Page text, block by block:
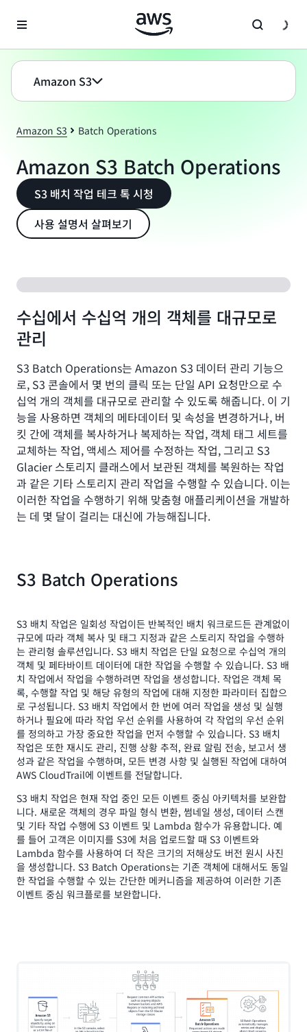
Amazon S3
Amazon S3 Batch Operations
Amazon S3 Batch Operations
S3 배치 작업 테크 톡 시청
사용 설명서 살펴보기
수십에서 수십억 개의 객체를 대규모로
관리
S3 Batch Operations는 Amazon S3 데이터 관리 기능으
로, S3 콘솔에서 몇 번의 클릭 또는 단일 API 요청만으로 수
십억 개의 객체를 대규모로 관리할 수 있도록 해줍니다. 이 기
능을 사용하면 객체의 메타데이터 및 속성을 변경하거나, 버
킷 간에 객체를 복사하거나 복제하는 작업, 객체 태그 세트를
교체하는 작업, 액세스 제어를 수정하는 작업, 그리고 S3
Glacier 스토리지 클래스에서 보관된 객체를 복원하는 작업
과 같은 기타 스토리지 관리 작업을 수행할 수 있습니다. 이는
이러한 작업을 수행하기 위해 맞춤형 애플리케이션을 개발하
는 데 몇 달이 걸리는 대신에 가능해집니다.
S3 Batch Operations
S3 배치 작업은 일회성 작업이든 반복적인 배치 워크로드든 관계없이
규모에 따라 객체 복사 및 태그 지정과 같은 스토리지 작업을 수행하
는 관리형 솔루션입니다. S3 배치 작업은 단일 요청으로 수십억 개의
객체 및 페타바이트 데이터에 대한 작업을 수행할 수 있습니다. S3 배
치 작업에서 작업을 수행하려면 작업을 생성합니다. 작업은 객체 목
록, 수행할 작업 및 해당 유형의 작업에 대해 지정한 파라미터 집합으
로 구성됩니다. S3 배치 작업에서 한 번에 여러 작업을 생성 및 실행
하거나 필요에 따라 작업 우선 순위를 사용하여 각 작업의 우선 순위
를 정의하고 가장 중요한 작업을 먼저 수행할 수 있습니다. S3 배치
작업은 또한 재시도 관리, 진행 상황 추적, 완료 알림 전송, 보고서 생
성과 같은 작업을 수행하며, 모든 변경 사항 및 실행된 작업에 대하여
AWS CloudTrail에 이벤트를 전달합니다.
S3 배치 작업은 현재 작업 중인 모든 이벤트 중심 아키텍처를 보완합
니다. 새로운 객체의 경우 파일 형식 변환, 썸네일 생성, 데이터 스캔
및 기타 작업 수행에 S3 이벤트 및 Lambda 함수가 유용합니다. 예
를 들어 고객은 이미지를 S3에 처음 업로드할 때 S3 이벤트와
Lambda 함수를 사용하여 더 작은 크기의 저해상도 버전 원시 사진
을 생성합니다. S3 Batch Operations는 기존 객체에 대해서도 동일
한 작업을 수행할 수 있는 간단한 메커니즘을 제공하여 이러한 기존
이벤트 중심 워크플로를 보완합니다.